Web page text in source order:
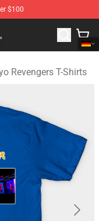
$100
Revengers
Revengers T-Shirts